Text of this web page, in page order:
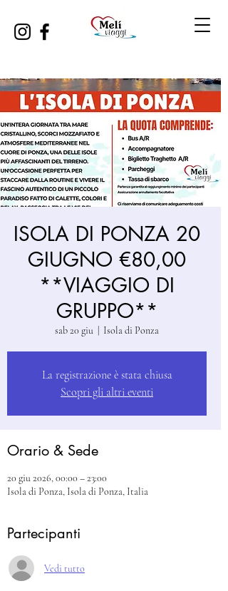
ISOLA DI PONZA 20
GIUGNO €80,00
**VIAGGIO DI
GRUPPO**
sab 20 giu Isola di Ponza
La registrazione è stata chiusa
Scopri gli altri eventi
Orario & Sede
20 giu 2026, 00:00 – 23:00
Isola di Ponza, Isola di Ponza, Italia
Partecipanti
Vedi tutto